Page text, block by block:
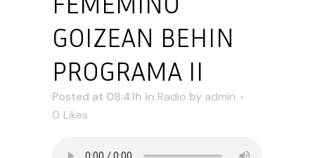
GOIZEAN BEHIN
PROGRAMA II
Posted at 08:41h in Radio by admin
0 Likes